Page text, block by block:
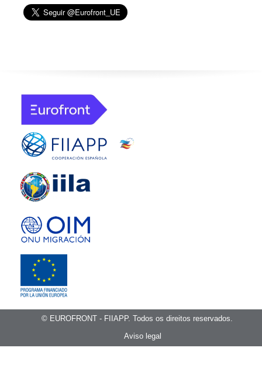
© EUROFRONT - FIIAPP. Todos os direitos reservados.
Aviso legal